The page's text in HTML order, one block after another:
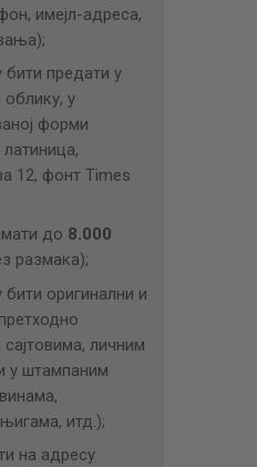
имејл-адреса,
бити предати у
у
форми
12, фонт Times
до 8.000
размака);
бити оригинални и
личним
у штампаним
итд.);
на адресу